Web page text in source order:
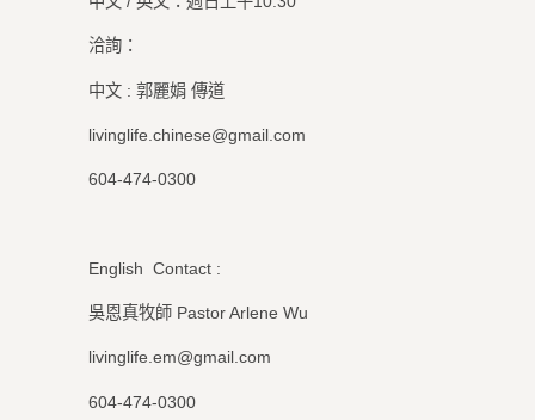
洽詢：
中文 : 郭麗娟 傳道
livinglife.chinese@gmail.com
604-474-0300
English Contact :
吳恩真牧師 Pastor Arlene Wu
livinglife.em@gmail.com
604-474-0300